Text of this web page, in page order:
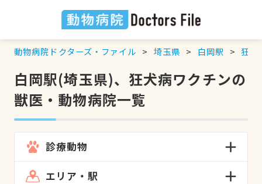
動物病院ドクターズ・ファイル 埼玉県 白岡駅 狂犬
白岡駅(埼玉県)、狂犬病ワクチンの
獣医・動物病院一覧
診療動物
エリア・駅